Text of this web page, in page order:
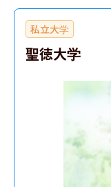
私立大学
聖徳大学